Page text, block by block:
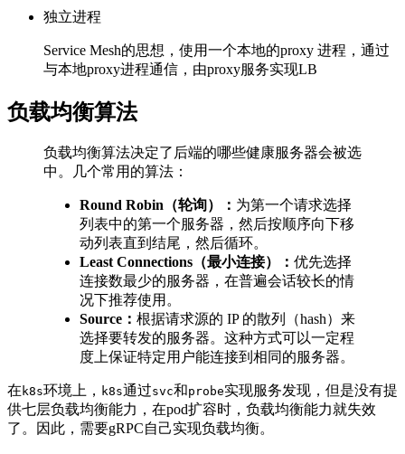
独立进程
Service Mesh的思想，使用一个本地的proxy 进程，通过
与本地proxy进程通信，由proxy服务实现LB
负载均衡算法
负载均衡算法决定了后端的哪些健康服务器会被选
中。几个常用的算法：
Round Robin（轮询）： 为第一个请求选择
列表中的第一个服务器，然后按顺序向下移
动列表直到结尾，然后循环。
Least Connections（最小连接）： 优先选择
连接数最少的服务器，在普遍会话较长的情
况下推荐使用。
Source： 根据请求源的 IP 的散列（hash）来
选择要转发的服务器。这种方式可以一定程
度上保证特定用户能连接到相同的服务器。
在 k8s环境上， k8s通过svc和probe实现服务发现，但是没有提
供七层负载均衡能力，在pod扩容时，负载均衡能力就失效
了。因此，需要gRPC自己实现负载均衡。